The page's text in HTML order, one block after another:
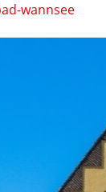
wannsee